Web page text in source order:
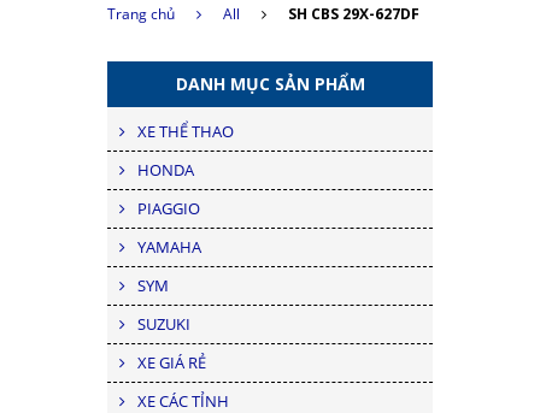
Trang chủ All SH CBS 29X-627DF
DANH MỤC SẢN PHẨM
XE THỂ THAO
HONDA
PIAGGIO
YAMAHA
SYM
SUZUKI
XE GIÁ RẺ
XE CÁC TỈNH